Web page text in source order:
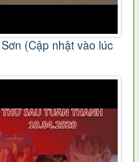
(Cập nhật vào lúc